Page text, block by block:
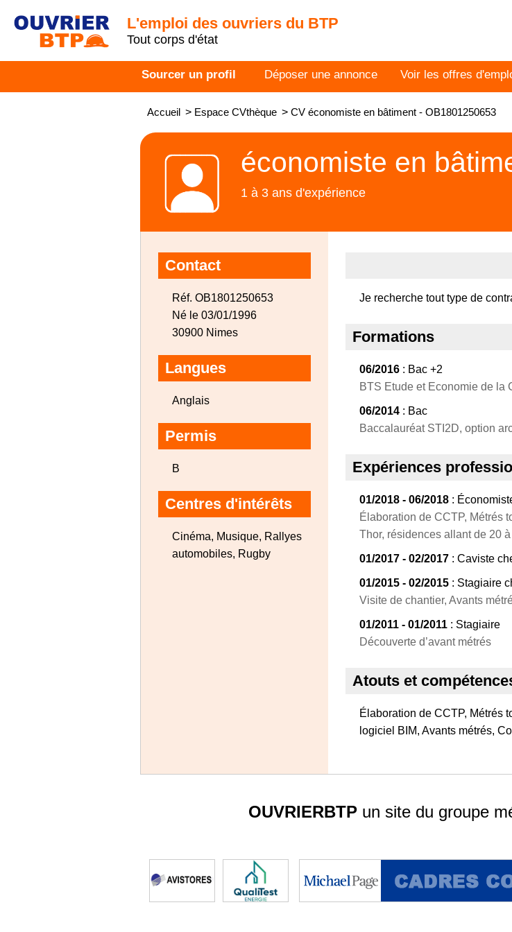
L'emploi des ouvriers du BTP
Tout corps d'état
Sourcer un profil Déposer une annonce Voir les offres
Accueil > Espace CVthèque > CV économiste en bâtiment - OB1801250653
économiste en
1 à 3 ans d'expérience
Contact
Réf. OB1801250653
Né le 03/01/1996
30900 Nimes
Langues
Anglais
Permis
B
Centres d'intérêts
Cinéma, Musique, Rallyes
automobiles, Rugby
Je recherche tout type de
Formations
06/2016 : Bac +2
BTS Etude et Economie de la
06/2014 : Bac
Baccalauréat STI2D, option
Expériences
01/2018 - 06/2018 :
Élaboration de CCTP, Métrés
Thor, résidences allant de 20
01/2017 - 02/2017 : Caviste
01/2015 - 02/2015 : Stagiaire
Visite de chantier, Avants
01/2011 - 01/2011 : Stagiaire
Découverte d’avant métrés
Atouts et
Élaboration de CCTP, Métrés
logiciel BIM, Avants métrés,
OUVRIERBTP un site du groupe